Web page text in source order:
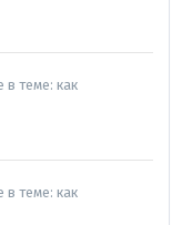
в теме: как
в теме: как